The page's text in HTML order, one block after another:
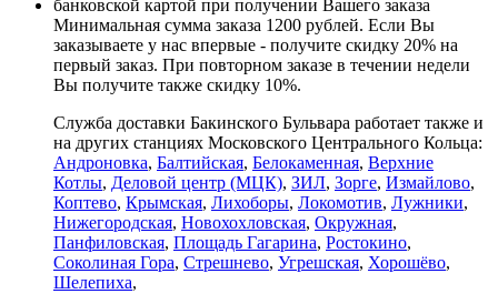
банковской картой при получении Вашего заказа
Минимальная сумма заказа 1200 рублей. Если Вы
заказываете у нас впервые - получите скидку 20% на
первый заказ. При повторном заказе в течении недели
Вы получите также скидку 10%.
Служба доставки Бакинского Бульвара работает также и
на других станциях Московского Центрального Кольца:
Андроновка, Балтийская, Белокаменная, Верхние
Котлы, Деловой центр (МЦК), ЗИЛ, Зорге, Измайлово,
Коптево, Крымская, Лихоборы, Локомотив, Лужники,
Нижегородская, Новохохловская, Окружная,
Панфиловская, Площадь Гагарина, Ростокино,
Соколиная Гора, Стрешнево, Угрешская, Хорошёво,
Шелепиха,